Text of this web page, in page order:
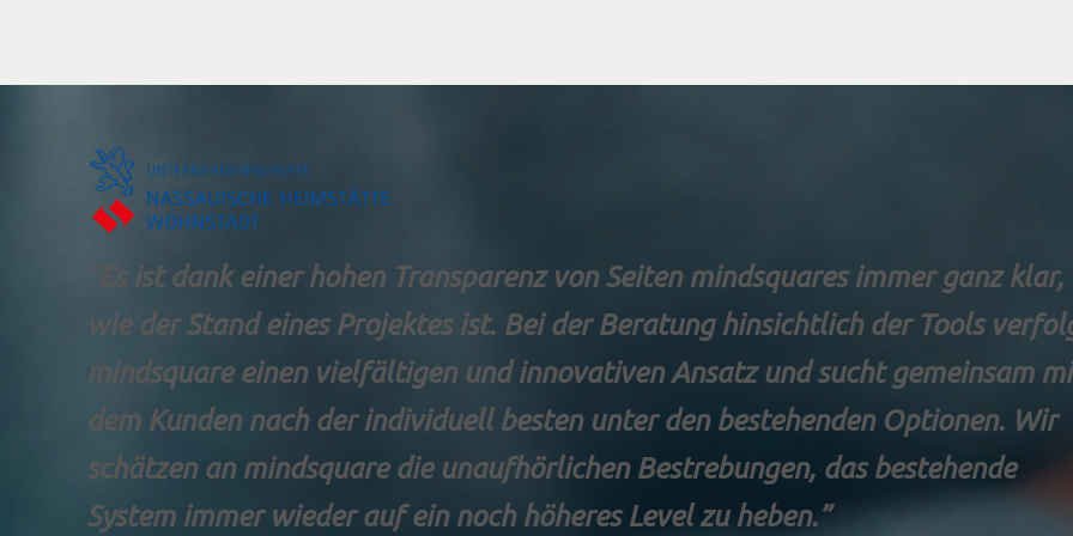
“Es ist dank einer hohen Transparenz von Seiten mindsquares immer ganz klar,
wie der Stand eines Projektes ist. Bei der Beratung hinsichtlich der Tools
mindsquare einen vielfältigen und innovativen Ansatz und sucht gemeinsam
dem Kunden nach der individuell besten unter den bestehenden Optionen. Wir
schätzen an mindsquare die unaufhörlichen Bestrebungen, das bestehende
System immer wieder auf ein noch höheres Level zu heben.”